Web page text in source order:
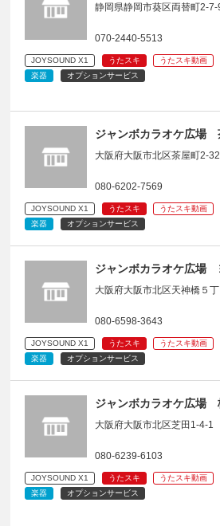
静岡県静岡市葵区両替町2-7-
070-2440-5513
JOYSOUND X1 うたスキ
うたスキ動画
楽器
オプションサービス
ジャンボカラオケ広場
大阪府大阪市北区茶屋町2-
080-6202-7569
JOYSOUND X1 うたスキ
うたスキ動画
楽器
オプションサービス
ジャンボカラオケ広場
大阪府大阪市北区天神橋５
080-6598-3643
JOYSOUND X1 うたスキ
うたスキ動画
楽器
オプションサービス
ジャンボカラオケ広場
大阪府大阪市北区芝田1-4-1
080-6239-6103
JOYSOUND X1 うたスキ
うたスキ動画
楽器
オプションサービス